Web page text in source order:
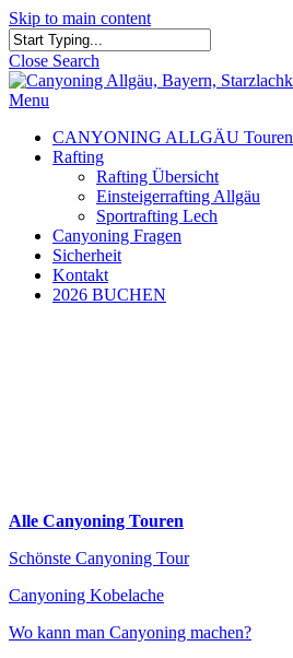
Skip to main content
Close Search
Menu
CANYONING ALLGÄU Touren
Rafting
Rafting Übersicht
Einsteigerrafting Allgäu
Sportrafting Lech
Canyoning Fragen
Sicherheit
Kontakt
2026 BUCHEN
Alle Canyoning Touren
Schönste Canyoning Tour
Canyoning Kobelache
Wo kann man Canyoning machen?